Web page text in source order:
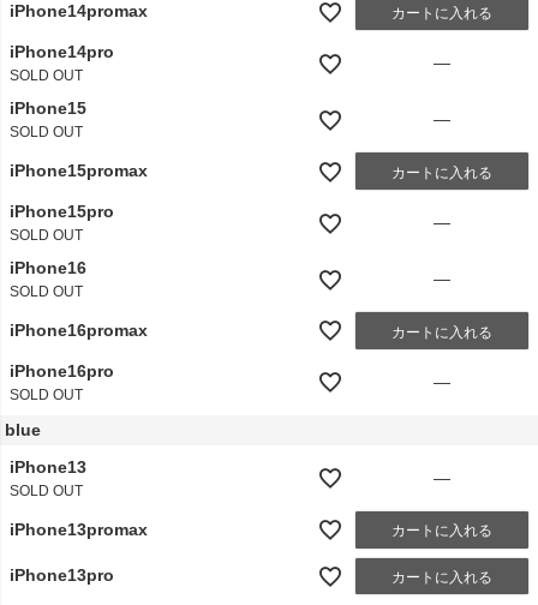
iPhone14promax カートに入れる
iPhone14pro
SOLD OUT
—
iPhone15
SOLD OUT
—
iPhone15promax カートに入れる
iPhone15pro
SOLD OUT
—
iPhone16
SOLD OUT
—
iPhone16promax カートに入れる
iPhone16pro
SOLD OUT
—
blue
iPhone13
SOLD OUT
—
iPhone13promax カートに入れる
iPhone13pro カートに入れる